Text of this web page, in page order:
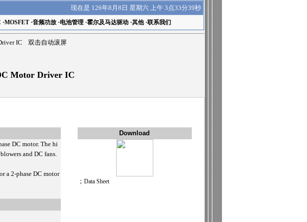
现在是 126年8月8日 星期六 上午 3点33分39秒
·MOSFET·音频功放·电池管理·霍尔及马达驱动·其他·联系我们
Driver IC 双击自动滚屏
Motor Driver IC
Download
DC motor. The hi
and DC fans.
a 2-phase DC motor
； Data Sheet